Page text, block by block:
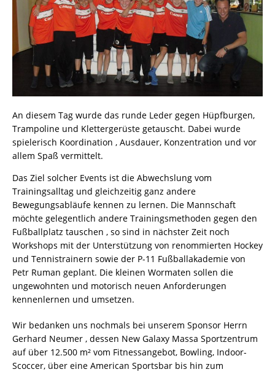
An diesem Tag wurde das runde Leder gegen Hüpfburgen,
Trampoline und Klettergerüste getauscht. Dabei wurde
spielerisch Koordination , Ausdauer, Konzentration und vor
allem Spaß vermittelt.
Das Ziel solcher Events ist die Abwechslung vom
Trainingsalltag und gleichzeitig ganz andere
Bewegungsabläufe kennen zu lernen. Die Mannschaft
möchte gelegentlich andere Trainingsmethoden gegen den
Fußballplatz tauschen , so sind in nächster Zeit noch
Workshops mit der Unterstützung von renommierten Hockey
und Tennistrainern sowie der P-11 Fußballakademie von
Petr Ruman geplant. Die kleinen Wormaten sollen die
ungewohnten und motorisch neuen Anforderungen
kennenlernen und umsetzen.
Wir bedanken uns nochmals bei unserem Sponsor Herrn
Gerhard Neumer , dessen New Galaxy Massa Sportzentrum
auf über 12.500 m² vom Fitnessangebot, Bowling, Indoor-
Scoccer, über eine American Sportsbar bis hin zum